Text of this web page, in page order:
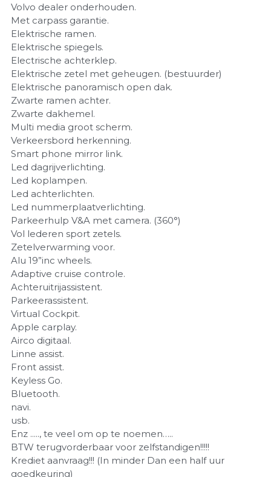
Volvo dealer onderhouden.
Met carpass garantie.
Elektrische ramen.
Elektrische spiegels.
Electrische achterklep.
Elektrische zetel met geheugen. (bestuurder)
Elektrische panoramisch open dak.
Zwarte ramen achter.
Zwarte dakhemel.
Multi media groot scherm.
Verkeersbord herkenning.
Smart phone mirror link.
Led dagrijverlichting.
Led koplampen.
Led achterlichten.
Led nummerplaatverlichting.
Parkeerhulp V&A met camera. (360°)
Vol lederen sport zetels.
Zetelverwarming voor.
Alu 19”inc wheels.
Adaptive cruise controle.
Achteruitrijassistent.
Parkeerassistent.
Virtual Cockpit.
Apple carplay.
Airco digitaal.
Linne assist.
Front assist.
Keyless Go.
Bluetooth.
navi.
usb.
Enz ....., te veel om op te noemen…..
BTW terugvorderbaar voor zelfstandigen!!!!!
Krediet aanvraag!!! (In minder Dan een half uur
goedkeuring)